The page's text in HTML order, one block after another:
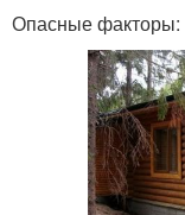
Опасные факторы: